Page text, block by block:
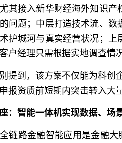
其接入新华财经海外知识
问题；中层打造技术流、
护城河与真实经营状况；
户经理只需根据实地调查情
提到，该方案不仅能为科创
报资质前短期内突击转入大
：智能一体机实现数据、场
链路金融智能应用是金融大